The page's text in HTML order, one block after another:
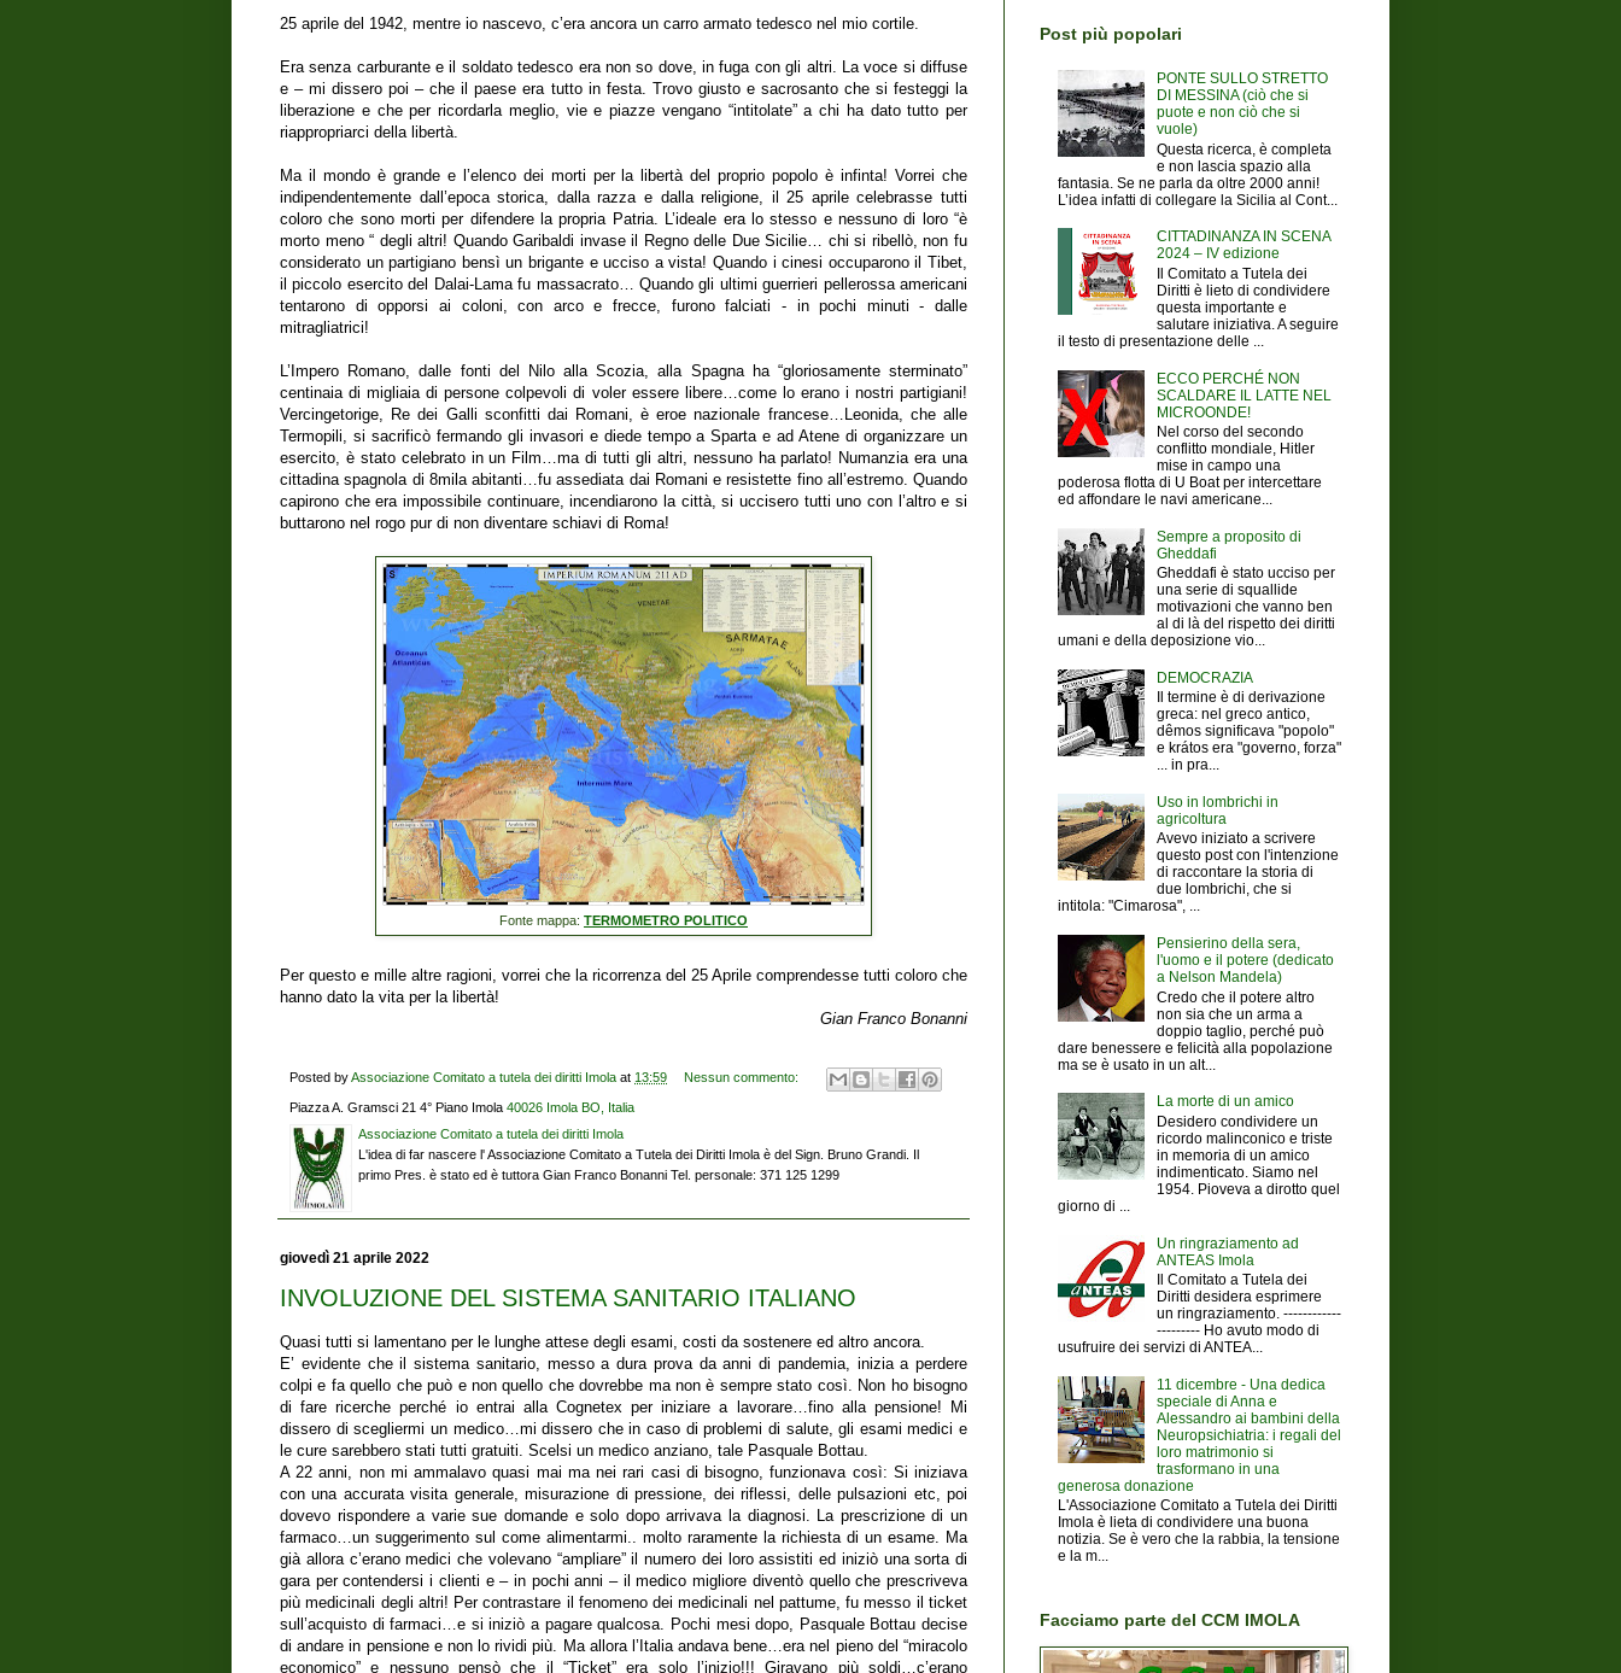
25 aprile del 1942, mentre io nascevo, c’era ancora un carro armato tedesco nel mio cortile.
Era senza carburante e il soldato tedesco era non so dove, in fuga con gli altri. La voce si diffuse
e – mi dissero poi – che il paese era tutto in festa. Trovo giusto e sacrosanto che si festeggi la
liberazione e che per ricordarla meglio, vie e piazze vengano “intitolate” a chi ha dato tutto per
riappropriarci della libertà.
Ma il mondo è grande e l’elenco dei morti per la libertà del proprio popolo è infinta! Vorrei che
indipendentemente dall’epoca storica, dalla razza e dalla religione, il 25 aprile celebrasse tutti
coloro che sono morti per difendere la propria Patria. L’ideale era lo stesso e nessuno di loro “è
morto meno “ degli altri! Quando Garibaldi invase il Regno delle Due Sicilie… chi si ribellò, non fu
considerato un partigiano bensì un brigante e ucciso a vista! Quando i cinesi occuparono il Tibet,
il piccolo esercito del Dalai-Lama fu massacrato… Quando gli ultimi guerrieri pellerossa americani
tentarono di opporsi ai coloni, con arco e frecce, furono falciati - in pochi minuti - dalle
mitragliatrici!
L’Impero Romano, dalle fonti del Nilo alla Scozia, alla Spagna ha “gloriosamente sterminato”
centinaia di migliaia di persone colpevoli di voler essere libere…come lo erano i nostri partigiani!
Vercingetorige, Re dei Galli sconfitti dai Romani, è eroe nazionale francese…Leonida, che alle
Termopili, si sacrificò fermando gli invasori e diede tempo a Sparta e ad Atene di organizzare un
esercito, è stato celebrato in un Film…ma di tutti gli altri, nessuno ha parlato! Numanzia era una
cittadina spagnola di 8mila abitanti…fu assediata dai Romani e resistette fino all’estremo. Quando
capirono che era impossibile continuare, incendiarono la città, si uccisero tutti uno con l’altro e si
buttarono nel rogo pur di non diventare schiavi di Roma!
Fonte mappa: TERMOMETRO POLITICO
Per questo e mille altre ragioni, vorrei che la ricorrenza del 25 Aprile comprendesse tutti coloro che
hanno dato la vita per la libertà!
Gian Franco Bonanni
Posted byAssociazione Comitato a tutela dei diritti Imola at 13:59 Nessun commento:
Piazza A. Gramsci 21 4° Piano Imola 40026 Imola BO, Italia
Associazione Comitato a tutela dei diritti Imola
L'idea di far nascere l' Associazione Comitato a Tutela dei Diritti Imola è del Sign. Bruno Grandi. Il
primo Pres. è stato ed è tuttora Gian Franco Bonanni Tel. personale: 371 125 1299
giovedì 21 aprile 2022
INVOLUZIONE DEL SISTEMA SANITARIO ITALIANO
Quasi tutti si lamentano per le lunghe attese degli esami, costi da sostenere ed altro ancora.
E’ evidente che il sistema sanitario, messo a dura prova da anni di pandemia, inizia a perdere
colpi e fa quello che può e non quello che dovrebbe ma non è sempre stato così. Non ho bisogno
di fare ricerche perché io entrai alla Cognetex per iniziare a lavorare…fino alla pensione! Mi
dissero di scegliermi un medico…mi dissero che in caso di problemi di salute, gli esami medici e
le cure sarebbero stati tutti gratuiti. Scelsi un medico anziano, tale Pasquale Bottau.
A 22 anni, non mi ammalavo quasi mai ma nei rari casi di bisogno, funzionava così: Si iniziava
con una accurata visita generale, misurazione di pressione, dei riflessi, delle pulsazioni etc, poi
dovevo rispondere a varie sue domande e solo dopo arrivava la diagnosi. La prescrizione di un
farmaco…un suggerimento sul come alimentarmi.. molto raramente la richiesta di un esame. Ma
già allora c’erano medici che volevano “ampliare” il numero dei loro assistiti ed iniziò una sorta di
gara per contendersi i clienti e – in pochi anni – il medico migliore diventò quello che prescriveva
più medicinali degli altri! Per contrastare il fenomeno dei medicinali nel pattume, fu messo il ticket
sull’acquisto di farmaci…e si iniziò a pagare qualcosa. Pochi mesi dopo, Pasquale Bottau decise
di andare in pensione e non lo rividi più. Ma allora l’Italia andava bene…era nel pieno del “miracolo
economico” e nessuno pensò che il “Ticket” era solo l’inizio!!! Giravano più soldi…c’erano
Post più popolari
PONTE SULLO STRETTO
DI MESSINA (ciò che si
puote e non ciò che si
vuole)
Questa ricerca, è completa
e non lascia spazio alla
fantasia. Se ne parla da oltre 2000 anni!
L’idea infatti di collegare la Sicilia al Cont...
CITTADINANZA IN SCENA
2024 – IV edizione
Il Comitato a Tutela dei
Diritti è lieto di condividere
questa importante e
salutare iniziativa. A seguire
il testo di presentazione delle ...
ECCO PERCHÉ NON
SCALDARE IL LATTE NEL
MICROONDE!
Nel corso del secondo
conflitto mondiale, Hitler
mise in campo una
poderosa flotta di U Boat per intercettare
ed affondare le navi americane...
Sempre a proposito di
Gheddafi
Gheddafi è stato ucciso per
una serie di squallide
motivazioni che vanno ben
al di là del rispetto dei diritti
umani e della deposizione vio...
DEMOCRAZIA
Il termine è di derivazione
greca: nel greco antico,
dêmos significava "popolo"
e krátos era "governo, forza"
... in pra...
Uso in lombrichi in
agricoltura
Avevo iniziato a scrivere
questo post con l'intenzione
di raccontare la storia di
due lombrichi, che si
intitola: "Cimarosa", ...
Pensierino della sera,
l'uomo e il potere (dedicato
a Nelson Mandela)
Credo che il potere altro
non sia che un arma a
doppio taglio, perché può
dare benessere e felicità alla popolazione
ma se è usato in un alt...
La morte di un amico
Desidero condividere un
ricordo malinconico e triste
in memoria di un amico
indimenticato. Siamo nel
1954. Pioveva a dirotto quel
giorno di ...
Un ringraziamento ad
ANTEAS Imola
Il Comitato a Tutela dei
Diritti desidera esprimere
un ringraziamento. ------------
--------- Ho avuto modo di
usufruire dei servizi di ANTEA...
11 dicembre - Una dedica
speciale di Anna e
Alessandro ai bambini della
Neuropsichiatria: i regali del
loro matrimonio si
trasformano in una
generosa donazione
L'Associazione Comitato a Tutela dei Diritti
Imola è lieta di condividere una buona
notizia. Se è vero che la rabbia, la tensione
e la m...
Facciamo parte del CCM IMOLA